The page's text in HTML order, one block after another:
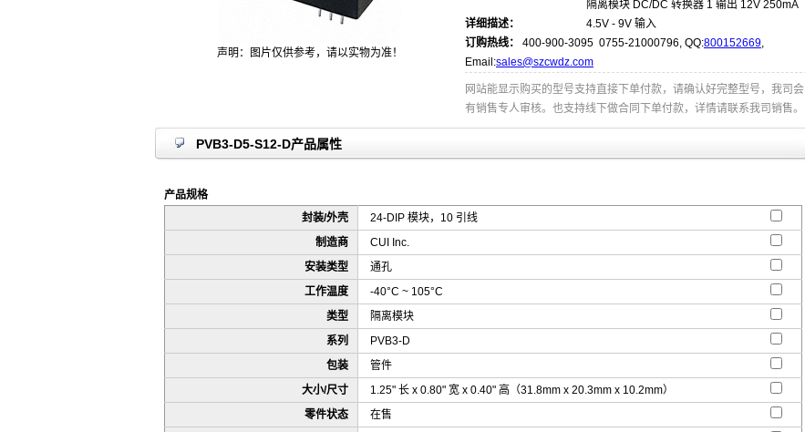
声明：图片仅供参考，请以实物为准！
详细描述：
隔离模块 DC/DC 转换器 1 输出 12V 250mA
4.5V - 9V 输入
订购热线：
400-900-3095 0755-21000796, QQ:800152669,
Email:sales@szcwdz.com
网站能显示购买的型号支持直接下单付款，请确认好完整型号，我司会
有销售专人审核。也支持线下做合同下单付款，详情请联系我司销售。
PVB3-D5-S12-D产品属性
产品规格
封装/外壳
24-DIP 模块，10 引线
制造商
CUI Inc.
安装类型
通孔
工作温度
-40°C ~ 105°C
类型
隔离模块
系列
PVB3-D
包装
管件
大小/尺寸
1.25" 长 x 0.80" 宽 x 0.40" 高（31.8mm x 20.3mm x 10.2mm）
零件状态
在售